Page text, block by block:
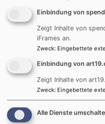
beiden Dekanaten war
Ökumenefragen
Das Dekanat Fürth ist
Dekanatssitz in
Kirchengemeinden in
Gemeindegliedern.
Nachfolge von Dekan
April in den Ruhestand
Einbindung von
Zeigt Inhalte von
iFrames an.
Zweck: Eingebettete
Einbindung von
Zeigt Inhalte von
Zweck: Eingebettete
Alle Dienste